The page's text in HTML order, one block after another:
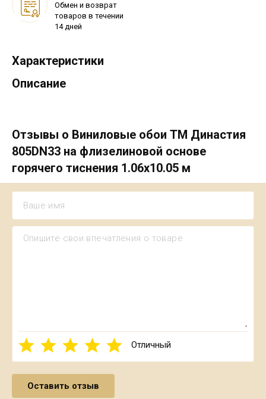
Обмен и возврат
товаров в течении
14 дней
Характеристики
Описание
Отзывы о Виниловые обои ТМ Династия
805DN33 на флизелиновой основе
горячего тиснения 1.06х10.05 м
Отличный